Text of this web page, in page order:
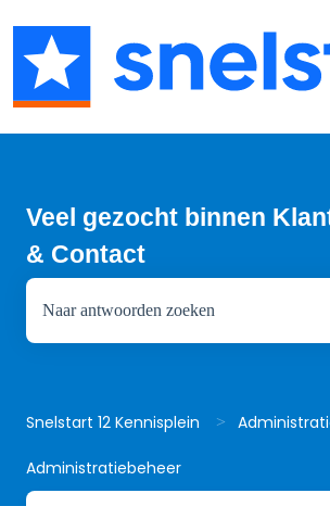
Veel gezocht binnen
& Contact
Snelstart 12 Kennisplein
Administratiebeheer